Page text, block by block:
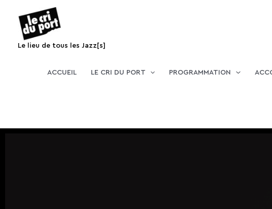
contenu
Le lieu de tous les Jazz[s]
ACCUEIL LE CRI DU PORT PROGRAMMATION